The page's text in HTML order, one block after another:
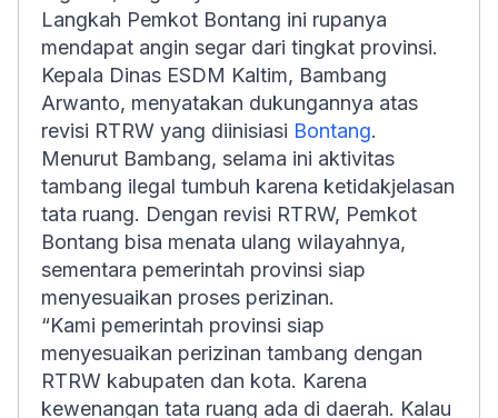
Langkah Pemkot Bontang ini rupanya
mendapat angin segar dari tingkat provinsi.
Kepala Dinas ESDM Kaltim, Bambang
Arwanto, menyatakan dukungannya atas
revisi RTRW yang diinisiasi Bontang.
Menurut Bambang, selama ini aktivitas
tambang ilegal tumbuh karena ketidakjelasan
tata ruang. Dengan revisi RTRW, Pemkot
Bontang bisa menata ulang wilayahnya,
sementara pemerintah provinsi siap
menyesuaikan proses perizinan.
“Kami pemerintah provinsi siap
menyesuaikan perizinan tambang dengan
RTRW kabupaten dan kota. Karena
kewenangan tata ruang ada di daerah. Kalau